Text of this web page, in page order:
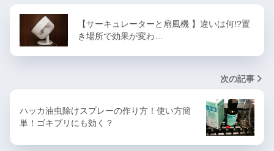
【サーキュレーターと扇風機 】違いは何!?置
き場所で効果が変わ…
次の記事
ハッカ油虫除けスプレーの作り方！使い方簡
単！ゴキブリにも効く？